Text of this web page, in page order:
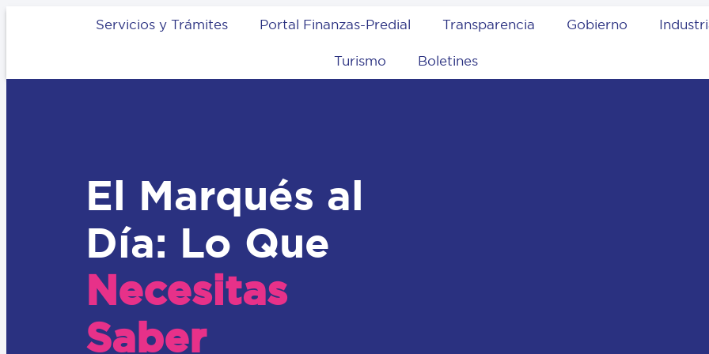
Servicios y Trámites Portal Finanzas-Predial Transparencia Gobierno
Turismo Boletines
El Marqués al
Día: Lo Que
Necesitas
Saber